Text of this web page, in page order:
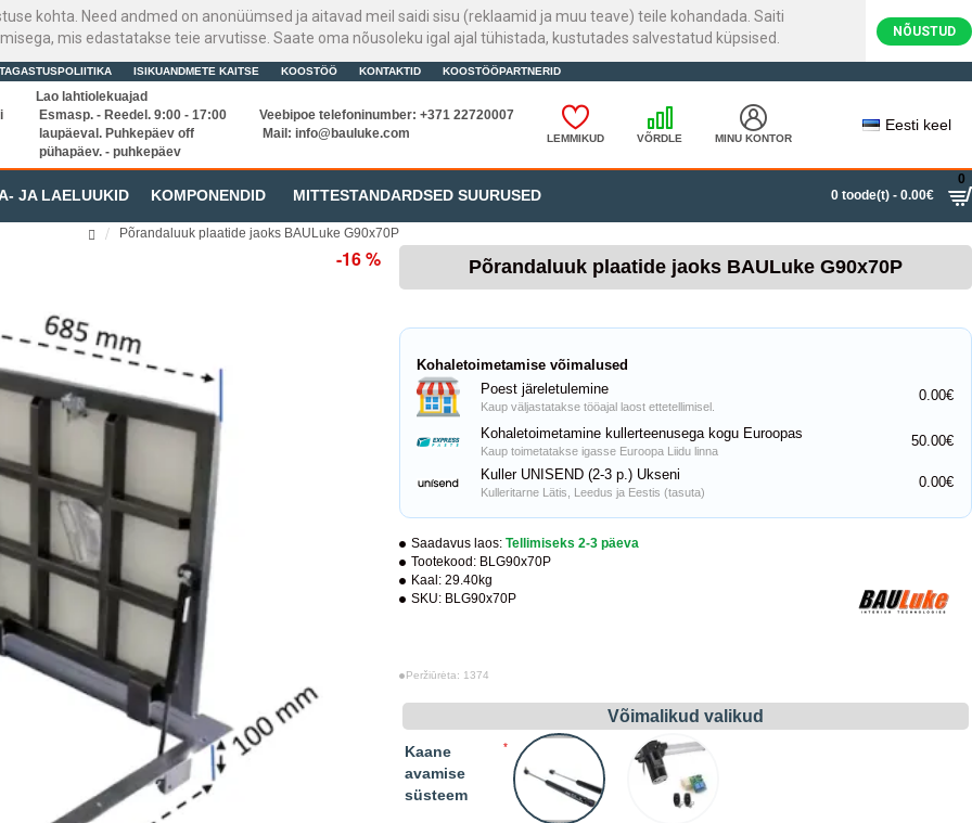
kohta. Need andmed on anonüümsed ja aitavad meil saidi sisu (reklaamid ja muu teave) teile kohandada. Saiti
mis edastatakse teie arvutisse. Saate oma nõusoleku igal ajal tühistada, kustutades salvestatud küpsised.
NÕUSTUD
TAGASTUSPOLIITIKA ISIKUANDMETE KAITSE KOOSTÖÖ KONTAKTID KOOSTÖÖPARTNERID
Lao lahtiolekuajad
Esmasp. - Reedel. 9:00 - 17:00
laupäeval. Puhkepäev off
pühapäev. - puhkepäev
Veebipoe telefoninumber: +371 22720007
Mail: info@bauluke.com LEMMIKUD VÕRDLE MINU KONTOR
Eesti keel
JA LAELUUKID KOMPONENDID MITTESTANDARDSED SUURUSED 0 toode(t) - 0.00€
0
Põrandaluuk plaatide jaoks BAULuke G90x70P
-16 % Põrandaluuk plaatide jaoks BAULuke G90x70P
Saadavus laos: Tellimiseks 2-3 päeva
Tootekood: BLG90x70P
Kaal: 29.40kg
SKU: BLG90x70P
Peržiūrėta: 1374
Võimalikud valikud
Kaane
avamise
süsteem
Kohaletoimetamise võimalused
Poest järeletulemine
Kaup väljastatakse tööajal laost ettetellimisel.
0.00€
Kohaletoimetamine kullerteenusega kogu Euroopas
Kaup toimetatakse igasse Euroopa Liidu linna
50.00€
Kuller UNISEND (2-3 p.) Ukseni
Kulleritarne Lätis, Leedus ja Eestis (tasuta)
0.00€